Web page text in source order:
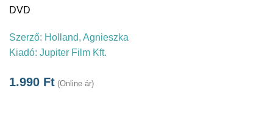
DVD
Szerző: Holland, Agnieszka
Kiadó: Jupiter Film Kft.
1.990 Ft (Online ár)